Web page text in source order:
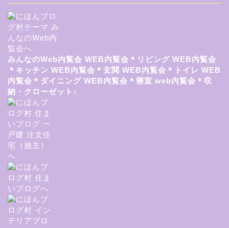
みんなのWeb内覧会 WEB内覧会＊リビング WEB内覧会
＊キッチン WEB内覧会＊玄関 WEB内覧会＊トイレ WEB
内覧会＊ダイニング WEB内覧会＊寝室 web内覧会＊収
納・クローゼット♪